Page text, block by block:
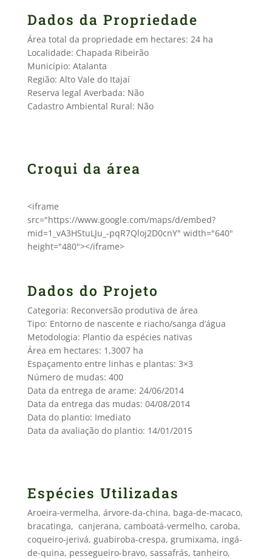
Dados da Propriedade
Área total da propriedade em hectares: 24 ha
Localidade: Chapada Ribeirão
Município: Atalanta­
Região: Alto Vale do Itajaí
Reserva legal Averbada: Não
Cadastro Ambiental Rural: Não
Croqui da área
<iframe
src="https://www.google.com/maps/d/embed?
mid=1_vA3HStuLJu_-pqR7Qloj2D0cnY" width="640"
height="480"></iframe>
Dados do Projeto
Categoria: Reconversão produtiva de área
Tipo: Entorno de nascente e riacho/sanga d’água
Metodologia: Plantio da espécies nativas
Área em hectares: 1,3007 ha
Espaçamento entre linhas e plantas: 3×3
Número de mudas: 400
Data da entrega de arame: 24/06/2014
Data da entrega das mudas: 04/08/2014
Data do plantio: Imediato
Data da avaliação do plantio: 14/01/2015
Espécies Utilizadas
Aroeira-vermelha, árvore-da-china, baga-de-macaco,
bracatinga, canjerana, camboatá-vermelho, caroba,
coqueiro-jerivá, guabiroba-crespa, grumixama, ingá-
de-quina, pessegueiro-bravo, sassafrás, tanheiro,